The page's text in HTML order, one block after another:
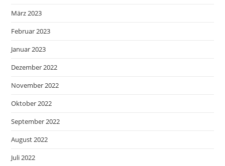
März 2023
Februar 2023
Januar 2023
Dezember 2022
November 2022
Oktober 2022
September 2022
August 2022
Juli 2022